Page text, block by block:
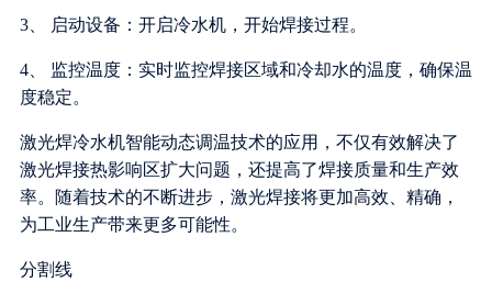
3、 启动设备：开启冷水机，开始焊接过程。
4、 监控温度：实时监控焊接区域和冷却水的温度，确保温
度稳定。
激光焊冷水机智能动态调温技术的应用，不仅有效解决了
激光焊接热影响区扩大问题，还提高了焊接质量和生产效
率。随着技术的不断进步，激光焊接将更加高效、精确，
为工业生产带来更多可能性。
分割线